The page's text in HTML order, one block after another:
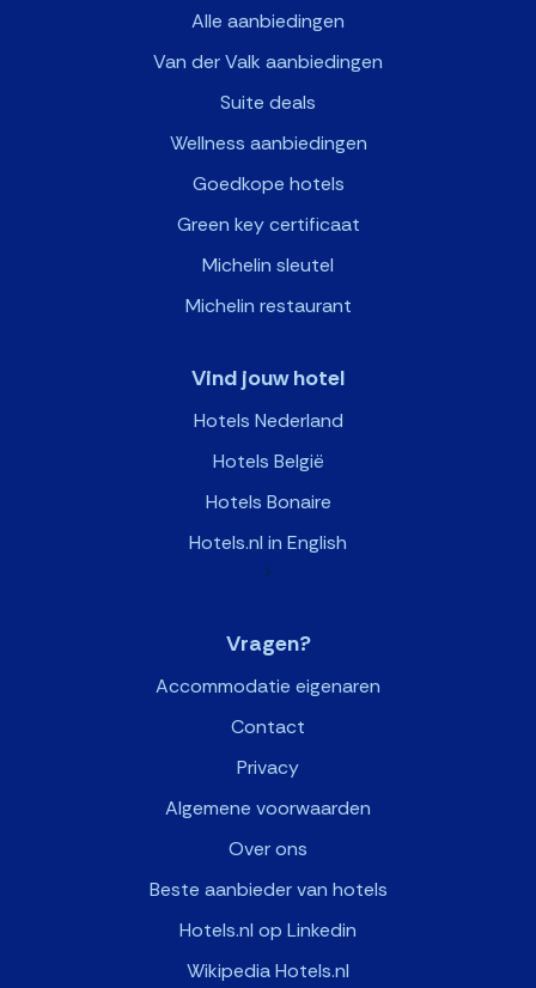
Alle aanbiedingen
Van der Valk aanbiedingen
Suite deals
Wellness aanbiedingen
Goedkope hotels
Green key certificaat
Michelin sleutel
Michelin restaurant
Vind jouw hotel
Hotels Nederland
Hotels België
Hotels Bonaire
Hotels.nl in English
>
Vragen?
Accommodatie eigenaren
Contact
Privacy
Algemene voorwaarden
Over ons
Beste aanbieder van hotels
Hotels.nl op Linkedin
Wikipedia Hotels.nl